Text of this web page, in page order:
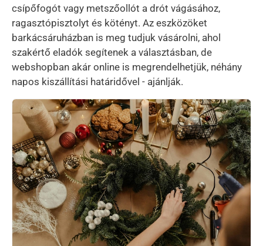
csípőfogót vagy metszőollót a drót vágásához,
ragasztópisztolyt és kötényt. Az eszközöket
barkácsáruházban is meg tudjuk vásárolni, ahol
szakértő eladók segítenek a választásban, de
webshopban akár online is megrendelhetjük, néhány
napos kiszállítási határidővel - ajánlják.
Kép